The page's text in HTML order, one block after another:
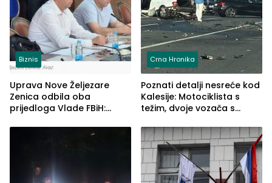
Biznis
Uprava Nove Željezare
Zenica odbila oba
prijedloga Vlade FBiH:
rješenje
Crna Hronika
Poznati detalji nesreće kod
Kalesije: Motociklista s
težim, dvoje vozača s